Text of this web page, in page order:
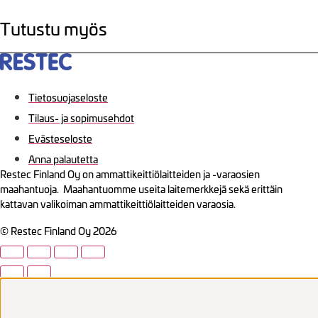
Tutustu myös
Tietosuojaseloste
Tilaus- ja sopimusehdot
Evästeseloste
Anna palautetta
Restec Finland Oy on ammattikeittiölaitteiden ja -varaosien
maahantuoja. Maahantuomme useita laitemerkkejä sekä erittäin
kattavan valikoiman ammattikeittiölaitteiden varaosia.
© Restec Finland Oy 2026